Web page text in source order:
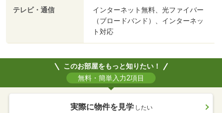
テレビ・通信
インターネット無料、光ファイバー
（ブロードバンド）、インターネッ
ト対応
このお部屋をもっと知りたい！
無料・簡単入力2項目
実際に物件を見学 したい